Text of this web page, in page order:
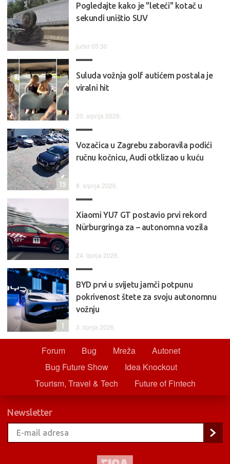
Pogledajte kako je "leteći" kotač u
sekundi uništio SUV
jučer 05:30
Suluda vožnja golf autićem postala je
viralni hit
20. srpnja 2026.
Vozačica u Zagrebu zaboravila podići
ručnu kočnicu, Audi otklizao u kuću
8. srpnja 2026.
19
Xiaomi YU7 GT postavio prvi rekord
Nürburgringa za – autonomna vozila
24. lipnja 2026.
BYD prvi u svijetu jamči potpunu
pokrivenost štete za svoju autonomnu
vožnju
3. lipnja 2026.
1
Forum Bug Mreža
Autonet
Bug Future Show
Idea Knockout
Tourism, Travel & Tech
Future of Fintech
Newsletter